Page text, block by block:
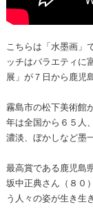
こちらは「水墨画」
ッチはバラエティに
展」が７日から鹿児
霧島市の松下美術館
年は全国から６５人
濃淡、ぼかしなど墨
最高賞である鹿児島
坂中正典さん（８０
う人々の姿が生き生